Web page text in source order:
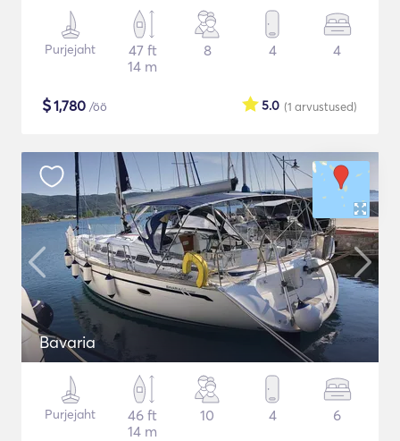
Purjejaht
47 ft
14 m
8 4 4
$1,780 /öö (1 arvustused)
5.0
Bavaria
Purjejaht
46 ft
14 m
10 4 6